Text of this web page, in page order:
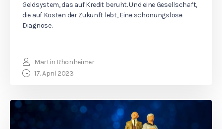
Geldsystem, das auf Kredit beruht. Und eine Gesellschaft,
die auf Kosten der Zukunft lebt, Eine schonungslose
Diagnose.
Martin Rhonheimer
17. April 2023